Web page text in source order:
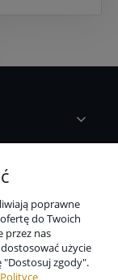
poprawne
do Twoich
przez nas
użycie
"Dostosuj zgody".